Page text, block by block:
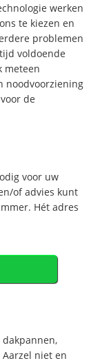
werken
te kiezen en
problemen
voldoende
meteen
noodvoorziening
de
voor uw
of advies kunt
Hét adres
niet en